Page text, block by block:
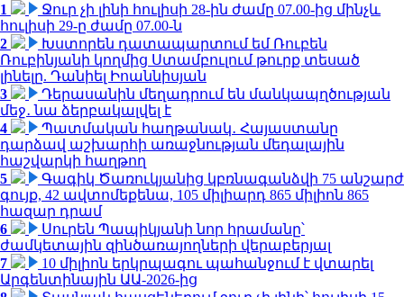
1
Ջուր չի լինի հուլիսի 28-ին ժամը 07.00-ից մինչև
հուլիսի 29-ը ժամը 07.00-ն
2
Խստորեն դատապարտում եմ Ռուբեն
Ռուբինյանի կողմից Ստամբուլում թուրք տեսած
լինելը. Դանիել Իոաննիսյան
3
Դերասանին մեղադրում են մանկապղծության
մեջ․ նա ձերբակալվել է
4
Պատմական հաղթանակ․ Հայաստանը
դարձավ աշխարհի առաջնության մեդալային
հաշվարկի հաղթող
5
Գագիկ Ծառուկյանից կբռնագանձվի 75 անշարժ
գույք, 42 ավտոմեքենա, 105 միլիարդ 865 միլիոն 865
հազար դրամ
6
Սուրեն Պապիկյանի նոր հրամանը՝
ժամկետային զինծառայողների վերաբերյալ
7
10 միլիոն երկրպագու պահանջում է վտարել
Արգենտինային ԱԱ-2026-ից